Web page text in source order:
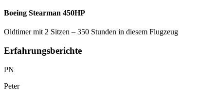
Boeing Stearman 450HP
Oldtimer mit 2 Sitzen – 350 Stunden in diesem Flugzeug
Erfahrungsberichte
PN
Peter